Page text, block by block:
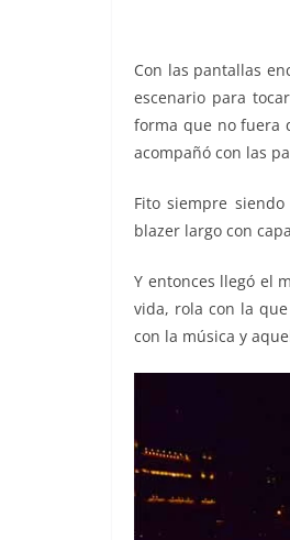
Con las pantallas
escenario para
forma que no fuera
acompañó con las
Fito siempre
blazer largo con
Y entonces llegó el
vida, rola con la
con la música y